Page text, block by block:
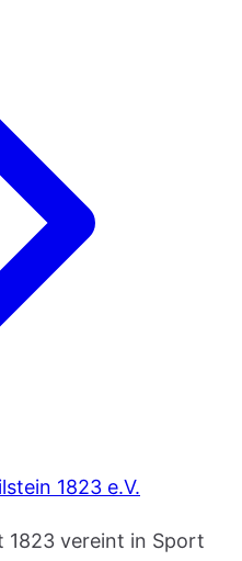
1823 e.V.
1823 vereint in Sport